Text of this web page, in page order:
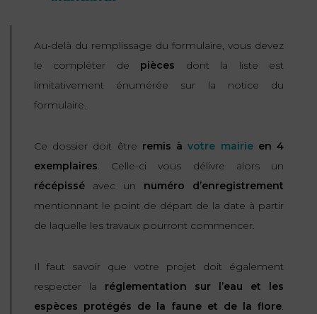
Au-delà du remplissage du formulaire, vous devez
le compléter de pièces dont la liste est
limitativement énumérée sur la notice du
formulaire.
Ce dossier doit être remis àvotre mairieen 4
exemplaires. Celle-ci vous délivre alors un
récépissé avec un numéro d’enregistrement
mentionnant le point de départ de la date à partir
de laquelle les travaux pourront commencer.
Il faut savoir que votre projet doit également
respecter la réglementation sur l’eau et les
espèces protégés de la faune et de la flore.